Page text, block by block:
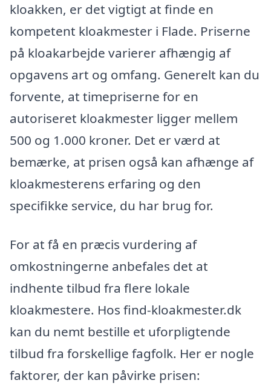
kloakken, er det vigtigt at finde en
kompetent kloakmester i Flade. Priserne
på kloakarbejde varierer afhængig af
opgavens art og omfang. Generelt kan du
forvente, at timepriserne for en
autoriseret kloakmester ligger mellem
500 og 1.000 kroner. Det er værd at
bemærke, at prisen også kan afhænge af
kloakmesterens erfaring og den
specifikke service, du har brug for.
For at få en præcis vurdering af
omkostningerne anbefales det at
indhente tilbud fra flere lokale
kloakmestere. Hos find-kloakmester.dk
kan du nemt bestille et uforpligtende
tilbud fra forskellige fagfolk. Her er nogle
faktorer, der kan påvirke prisen: